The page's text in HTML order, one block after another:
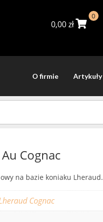
0,00zł
0
O firmie Artykuły
Cognac
na bazie koniaku Lheraud.
Cognac